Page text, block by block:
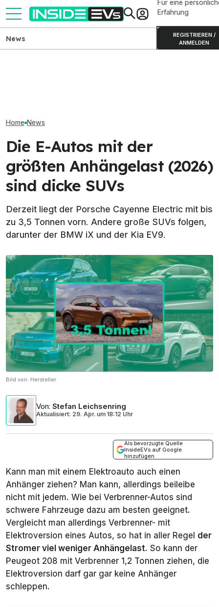
Für eine
Erfahrung
REGISTRIEREN /
ANMELDEN
News
Home News
Die E-Autos mit der
größten Anhängelast (2026)
sind dicke SUVs
Derzeit liegt der Porsche Cayenne Electric mit bis
zu 3,5 Tonnen vorn. Andere große SUVs folgen,
darunter der BMW iX und der Kia EV9.
Bild von: Hersteller
Von: Stefan Leichsenring
Aktualisiert: 29. Apr. um 18:12 Uhr
Als bevorzugte Quelle
InsideEVs auf Google
hinzufügen
Kann man mit einem Elektroauto auch einen
Anhänger ziehen? Man kann, allerdings beileibe
nicht mit jedem. Wie bei Verbrenner-Autos sind
schwere Fahrzeuge dazu am besten geeignet.
Vergleicht man allerdings Verbrenner- mit
Elektroversion eines Autos, so hat in aller Regel der
Stromer viel weniger Anhängelast. So kann der
Peugeot 208 mit Verbrenner 1,2 Tonnen ziehen, die
Elektroversion darf gar gar keine Anhänger
schleppen.